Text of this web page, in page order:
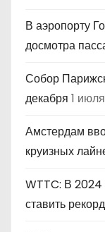
В аэропорту
досмотра
Собор
декабря 1
Амстердам
круизных
WTTC: В 2024
ставить